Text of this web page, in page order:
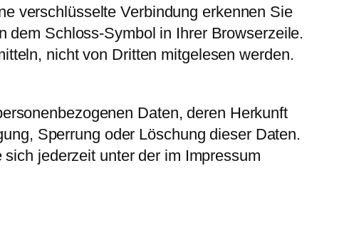
verschlüsselte Verbindung erkennen Sie
dem Schloss-Symbol in Ihrer Browserzeile.
nicht von Dritten mitgelesen werden.
Daten, deren Herkunft
Sperrung oder Löschung dieser Daten.
jederzeit unter der im Impressum